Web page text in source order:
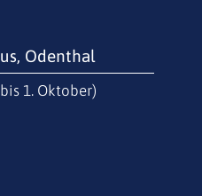
Odenthal
1. Oktober)